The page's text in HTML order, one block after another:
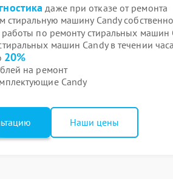
даже при отказе от ремонта
стиральную машину Candy
по ремонту стиральных машин
машин Candy в течении часа
20%
на ремонт
Candy
Наши цены